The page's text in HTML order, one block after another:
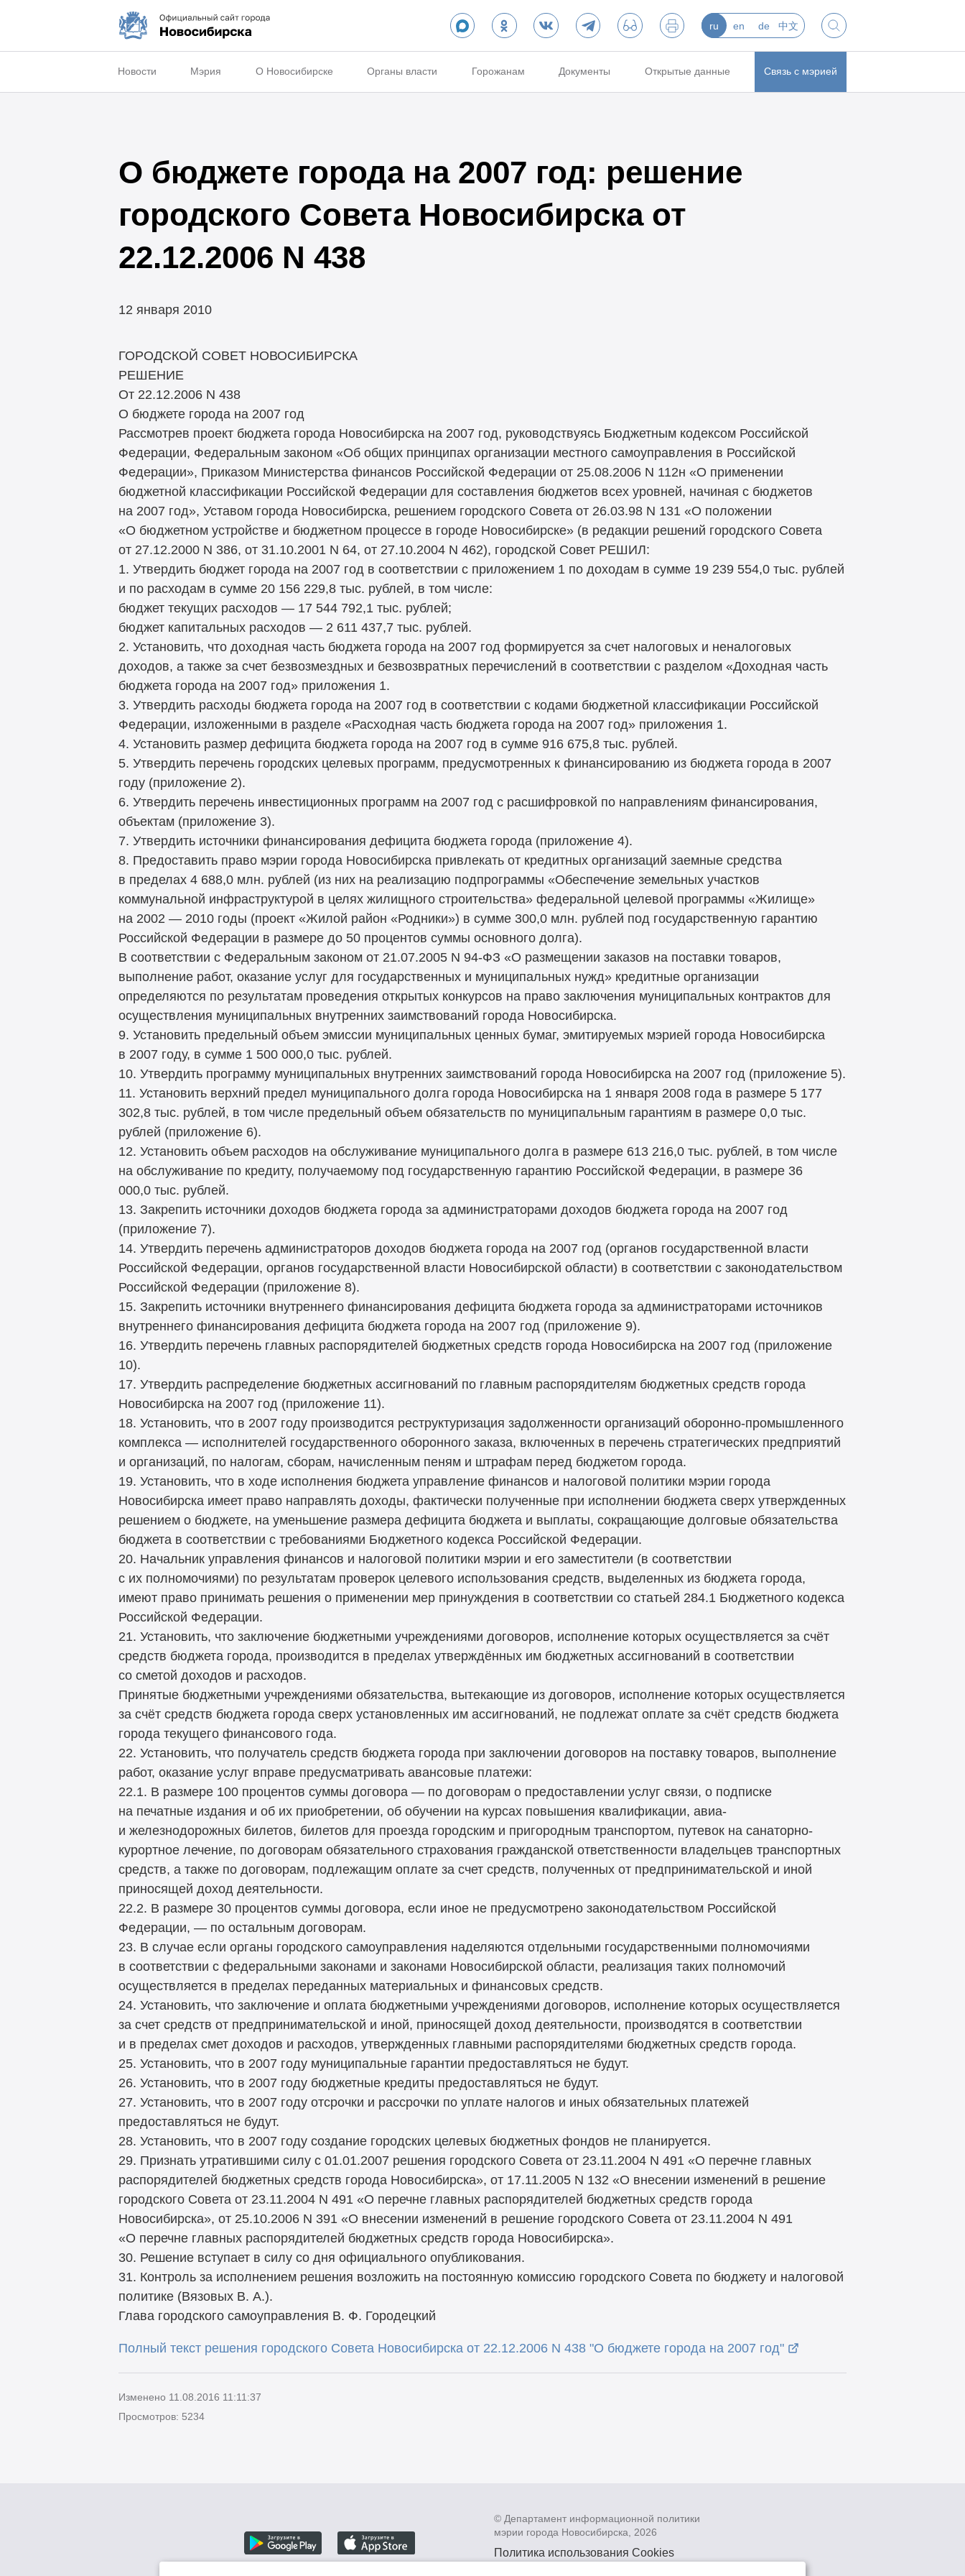
ru en de 中文
Новости Мэрия О Новосибирске Органы власти Горожанам Документы Открытые данные Связь с мэрией
О бюджете города на 2007 год: решение
городского Совета Новосибирска от
22.12.2006 N 438
12 января 2010
ГОРОДСКОЙ СОВЕТ НОВОСИБИРСКА
РЕШЕНИЕ
От 22.12.2006 N 438
О бюджете города на 2007 год
Рассмотрев проект бюджета города Новосибирска на 2007 год, руководствуясь Бюджетным кодексом Российской
Федерации, Федеральным законом «Об общих принципах организации местного самоуправления в Российской
Федерации», Приказом Министерства финансов Российской Федерации от 25.08.2006 N 112н «О применении
бюджетной классификации Российской Федерации для составления бюджетов всех уровней, начиная с бюджетов
на 2007 год», Уставом города Новосибирска, решением городского Совета от 26.03.98 N 131 «О положении
«О бюджетном устройстве и бюджетном процессе в городе Новосибирске» (в редакции решений городского Совета
от 27.12.2000 N 386, от 31.10.2001 N 64, от 27.10.2004 N 462), городской Совет РЕШИЛ:
1. Утвердить бюджет города на 2007 год в соответствии с приложением 1 по доходам в сумме 19 239 554,0 тыс. рублей
и по расходам в сумме 20 156 229,8 тыс. рублей, в том числе:
бюджет текущих расходов — 17 544 792,1 тыс. рублей;
бюджет капитальных расходов — 2 611 437,7 тыс. рублей.
2. Установить, что доходная часть бюджета города на 2007 год формируется за счет налоговых и неналоговых
доходов, а также за счет безвозмездных и безвозвратных перечислений в соответствии с разделом «Доходная часть
бюджета города на 2007 год» приложения 1.
3. Утвердить расходы бюджета города на 2007 год в соответствии с кодами бюджетной классификации Российской
Федерации, изложенными в разделе «Расходная часть бюджета города на 2007 год» приложения 1.
4. Установить размер дефицита бюджета города на 2007 год в сумме 916 675,8 тыс. рублей.
5. Утвердить перечень городских целевых программ, предусмотренных к финансированию из бюджета города в 2007
году (приложение 2).
6. Утвердить перечень инвестиционных программ на 2007 год с расшифровкой по направлениям финансирования,
объектам (приложение 3).
7. Утвердить источники финансирования дефицита бюджета города (приложение 4).
8. Предоставить право мэрии города Новосибирска привлекать от кредитных организаций заемные средства
в пределах 4 688,0 млн. рублей (из них на реализацию подпрограммы «Обеспечение земельных участков
коммунальной инфраструктурой в целях жилищного строительства» федеральной целевой программы «Жилище»
на 2002 — 2010 годы (проект «Жилой район «Родники») в сумме 300,0 млн. рублей под государственную гарантию
Российской Федерации в размере до 50 процентов суммы основного долга).
В соответствии с Федеральным законом от 21.07.2005 N 94-ФЗ «О размещении заказов на поставки товаров,
выполнение работ, оказание услуг для государственных и муниципальных нужд» кредитные организации
определяются по результатам проведения открытых конкурсов на право заключения муниципальных контрактов для
осуществления муниципальных внутренних заимствований города Новосибирска.
9. Установить предельный объем эмиссии муниципальных ценных бумаг, эмитируемых мэрией города Новосибирска
в 2007 году, в сумме 1 500 000,0 тыс. рублей.
10. Утвердить программу муниципальных внутренних заимствований города Новосибирска на 2007 год (приложение 5).
11. Установить верхний предел муниципального долга города Новосибирска на 1 января 2008 года в размере 5 177
302,8 тыс. рублей, в том числе предельный объем обязательств по муниципальным гарантиям в размере 0,0 тыс.
рублей (приложение 6).
12. Установить объем расходов на обслуживание муниципального долга в размере 613 216,0 тыс. рублей, в том числе
на обслуживание по кредиту, получаемому под государственную гарантию Российской Федерации, в размере 36
000,0 тыс. рублей.
13. Закрепить источники доходов бюджета города за администраторами доходов бюджета города на 2007 год
(приложение 7).
14. Утвердить перечень администраторов доходов бюджета города на 2007 год (органов государственной власти
Российской Федерации, органов государственной власти Новосибирской области) в соответствии с законодательством
Российской Федерации (приложение 8).
15. Закрепить источники внутреннего финансирования дефицита бюджета города за администраторами источников
внутреннего финансирования дефицита бюджета города на 2007 год (приложение 9).
16. Утвердить перечень главных распорядителей бюджетных средств города Новосибирска на 2007 год (приложение
10).
17. Утвердить распределение бюджетных ассигнований по главным распорядителям бюджетных средств города
Новосибирска на 2007 год (приложение 11).
18. Установить, что в 2007 году производится реструктуризация задолженности организаций оборонно-промышленного
комплекса — исполнителей государственного оборонного заказа, включенных в перечень стратегических предприятий
и организаций, по налогам, сборам, начисленным пеням и штрафам перед бюджетом города.
19. Установить, что в ходе исполнения бюджета управление финансов и налоговой политики мэрии города
Новосибирска имеет право направлять доходы, фактически полученные при исполнении бюджета сверх утвержденных
решением о бюджете, на уменьшение размера дефицита бюджета и выплаты, сокращающие долговые обязательства
бюджета в соответствии с требованиями Бюджетного кодекса Российской Федерации.
20. Начальник управления финансов и налоговой политики мэрии и его заместители (в соответствии
с их полномочиями) по результатам проверок целевого использования средств, выделенных из бюджета города,
имеют право принимать решения о применении мер принуждения в соответствии со статьей 284.1 Бюджетного кодекса
Российской Федерации.
21. Установить, что заключение бюджетными учреждениями договоров, исполнение которых осуществляется за счёт
средств бюджета города, производится в пределах утверждённых им бюджетных ассигнований в соответствии
со сметой доходов и расходов.
Принятые бюджетными учреждениями обязательства, вытекающие из договоров, исполнение которых осуществляется
за счёт средств бюджета города сверх установленных им ассигнований, не подлежат оплате за счёт средств бюджета
города текущего финансового года.
22. Установить, что получатель средств бюджета города при заключении договоров на поставку товаров, выполнение
работ, оказание услуг вправе предусматривать авансовые платежи:
22.1. В размере 100 процентов суммы договора — по договорам о предоставлении услуг связи, о подписке
на печатные издания и об их приобретении, об обучении на курсах повышения квалификации, авиа-
и железнодорожных билетов, билетов для проезда городским и пригородным транспортом, путевок на санаторно-
курортное лечение, по договорам обязательного страхования гражданской ответственности владельцев транспортных
средств, а также по договорам, подлежащим оплате за счет средств, полученных от предпринимательской и иной
приносящей доход деятельности.
22.2. В размере 30 процентов суммы договора, если иное не предусмотрено законодательством Российской
Федерации, — по остальным договорам.
23. В случае если органы городского самоуправления наделяются отдельными государственными полномочиями
в соответствии с федеральными законами и законами Новосибирской области, реализация таких полномочий
осуществляется в пределах переданных материальных и финансовых средств.
24. Установить, что заключение и оплата бюджетными учреждениями договоров, исполнение которых осуществляется
за счет средств от предпринимательской и иной, приносящей доход деятельности, производятся в соответствии
и в пределах смет доходов и расходов, утвержденных главными распорядителями бюджетных средств города.
25. Установить, что в 2007 году муниципальные гарантии предоставляться не будут.
26. Установить, что в 2007 году бюджетные кредиты предоставляться не будут.
27. Установить, что в 2007 году отсрочки и рассрочки по уплате налогов и иных обязательных платежей
предоставляться не будут.
28. Установить, что в 2007 году создание городских целевых бюджетных фондов не планируется.
29. Признать утратившими силу с 01.01.2007 решения городского Совета от 23.11.2004 N 491 «О перечне главных
распорядителей бюджетных средств города Новосибирска», от 17.11.2005 N 132 «О внесении изменений в решение
городского Совета от 23.11.2004 N 491 «О перечне главных распорядителей бюджетных средств города
Новосибирска», от 25.10.2006 N 391 «О внесении изменений в решение городского Совета от 23.11.2004 N 491
«О перечне главных распорядителей бюджетных средств города Новосибирска».
30. Решение вступает в силу со дня официального опубликования.
31. Контроль за исполнением решения возложить на постоянную комиссию городского Совета по бюджету и налоговой
политике (Вязовых В. А.).
Глава городского самоуправления В. Ф. Городецкий
Полный текст решения городского Совета Новосибирска от 22.12.2006 N 438 "О бюджете города на 2007 год"
Изменено 11.08.2016 11:11:37
Просмотров: 5234
© Департамент информационной политики
мэрии города Новосибирска, 2026
Политика использования Cookies